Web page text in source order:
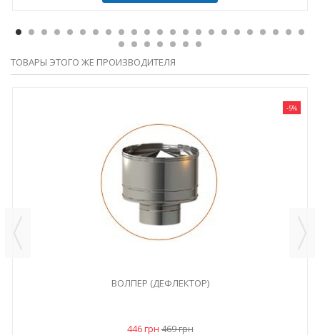
ТОВАРЫ ЭТОГО ЖЕ ПРОИЗВОДИТЕЛЯ
-5%
ВОЛПЕР (ДЕФЛЕКТОР)
446 грн469 грн